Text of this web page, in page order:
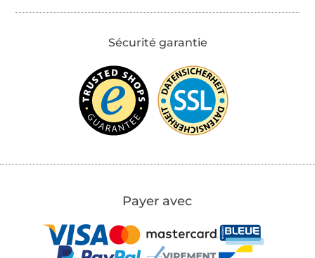
Sécurité garantie
Payer avec